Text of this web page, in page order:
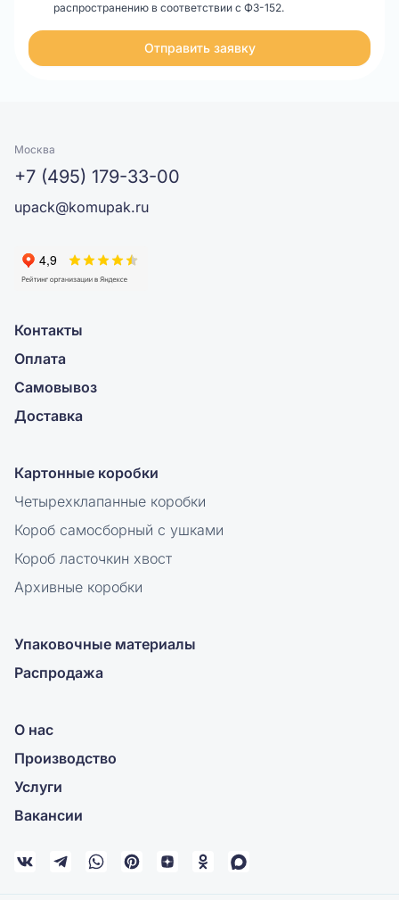
распространению в соответствии с ФЗ-152.
Отправить заявку
Москва
+7 (495) 179-33-00
upack@komupak.ru
Контакты
Оплата
Самовывоз
Доставка
Картонные коробки
Четырехклапанные коробки
Короб самосборный с ушками
Короб ласточкин хвост
Архивные коробки
Упаковочные материалы
Распродажа
О нас
Производство
Услуги
Вакансии